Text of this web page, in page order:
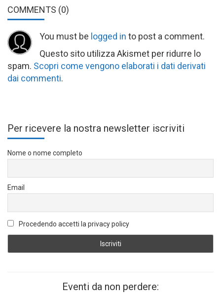
COMMENTS (0)
You must be logged in to post a comment.
Questo sito utilizza Akismet per ridurre lo
spam. Scopri come vengono elaborati i dati derivati
dai commenti.
Per ricevere la nostra newsletter iscriviti
Nome o nome completo
Email
Procedendo accetti la privacy policy
Eventi da non perdere: